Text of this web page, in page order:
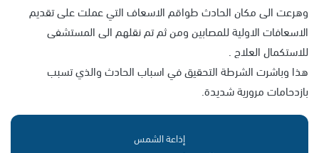
وهرعت الى مكان الحادث طواقم الاسعاف التي عملت على تقديم
الاسعافات الاولية للمصابين ومن ثم تم نقلهم الى المستشفى
للاستكمال العلاج .
هذا وباشرت الشرطة التحقيق في اسباب الحادث والذي تسبب
بازدحامات مرورية شديدة.
إذاعة الشمس